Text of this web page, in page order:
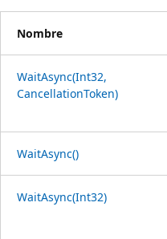
Nombre
WaitAsync(Int32,
CancellationToken)
WaitAsync()
WaitAsync(Int32)